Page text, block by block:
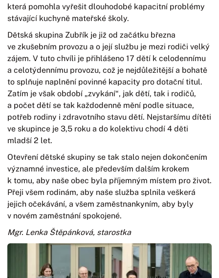
která pomohla vyřešit dlouhodobé kapacitní problémy
stávající kuchyně mateřské školy.
Dětská skupina Zubřík je již od začátku března
ve zkušebním provozu a o její službu je mezi rodiči velký
zájem. V tuto chvíli je přihlášeno 17 dětí k celodennímu
a celotýdennímu provozu, což je nejdůležitější a bohatě
to splňuje naplnění povinné kapacity pro dotační titul.
Zatím je však období „zvykání“, jak dětí, tak i rodičů,
a počet dětí se tak každodenně mění podle situace,
potřeb rodiny i zdravotního stavu dětí. Nejstaršímu dítěti
ve skupince je 3,5 roku a do kolektivu chodí 4 děti
mladší 2 let.
Otevření dětské skupiny se tak stalo nejen dokončením
významné investice, ale především dalším krokem
k tomu, aby naše obec byla příjemným místem pro život.
Přeji všem rodinám, aby naše služba splnila veškerá
jejich očekávání, a všem zaměstnankyním, aby byly
v novém zaměstnání spokojené.
Mgr. Lenka Štěpánková, starostka